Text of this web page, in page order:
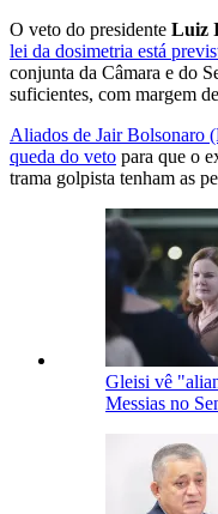
O veto do presidente Luiz
lei da dosimetria está
conjunta da Câmara e do
suficientes, com margem
Aliados de Jair Bolsonaro
queda do veto para que o
trama golpista tenham as
Gleisi vê
Messias no